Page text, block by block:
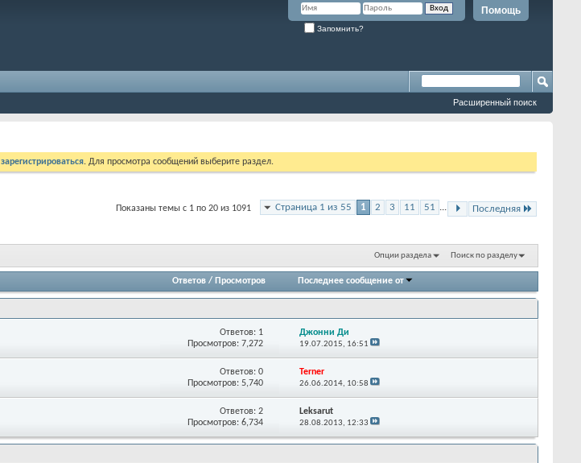
Помощь
Запомнить?
Расширенный поиск
зарегистрироваться. Для просмотра сообщений выберите раздел.
Страница 1 из 55 1 2 3 11 51 ... Последняя
Показаны темы с 1 по 20 из 1091
Опции раздела Поиск по разделу
Ответов / Просмотров Последнее сообщение от
Ответов: 1
Просмотров: 7,272
Джонни Ди
19.07.2015, 16:51
Ответов:0
Просмотров: 5,740
Terner
26.06.2014, 10:58
Ответов:2
Просмотров: 6,734
Leksarut
28.08.2013, 12:33